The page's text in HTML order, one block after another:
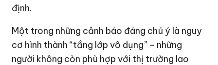
định.
Một trong những cảnh báo đáng chú ý là nguy
cơ hình thành “tầng lớp vô dụng” - những
người không còn phù hợp với thị trường lao